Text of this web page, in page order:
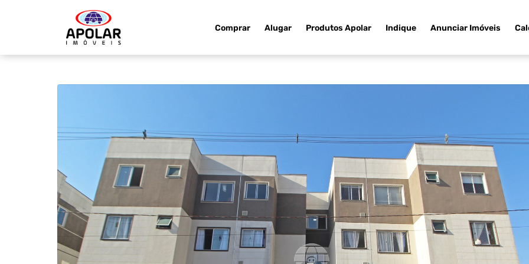
Comprar Alugar Produtos Apolar Indique Anunciar Imóveis